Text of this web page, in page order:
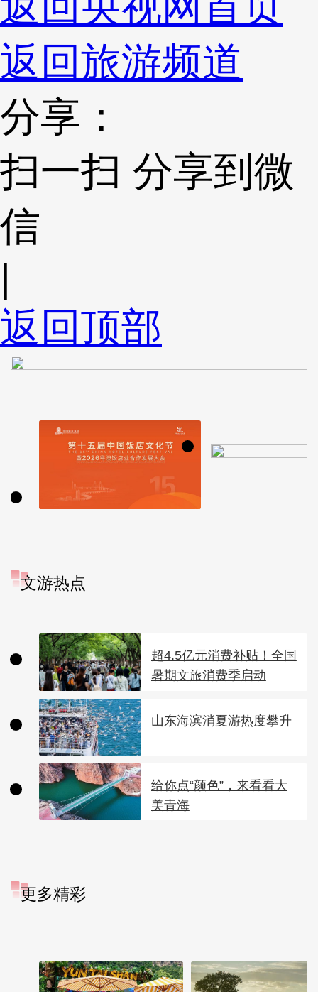
返回旅游频道
分享：
扫一扫 分享到微
信
|
返回顶部
文游热点
超4.5亿元消费补贴！全国
暑期文旅消费季启动
山东海滨消夏游热度攀升
给你点“颜色”，来看看大
美青海
更多精彩